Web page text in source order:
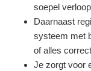
soepel
Daarnaast
systeem met
of alles
Je zorgt voor